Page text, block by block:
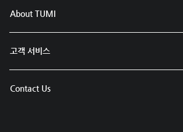
About TUMI
고객 서비스
Contact Us